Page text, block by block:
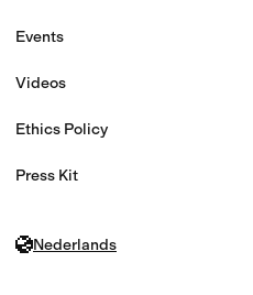
Events
Videos
Ethics Policy
Press Kit
Nederlands